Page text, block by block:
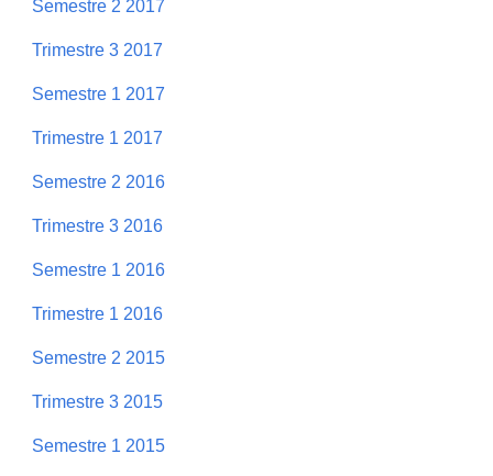
Semestre 2 2017
Trimestre 3 2017
Semestre 1 2017
Trimestre 1 2017
Semestre 2 2016
Trimestre 3 2016
Semestre 1 2016
Trimestre 1 2016
Semestre 2 2015
Trimestre 3 2015
Semestre 1 2015